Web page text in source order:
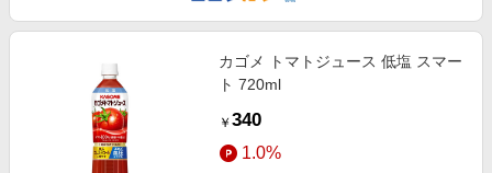
カゴメ トマトジュース 低塩 スマー
ト 720ml
￥ 340
1.0%